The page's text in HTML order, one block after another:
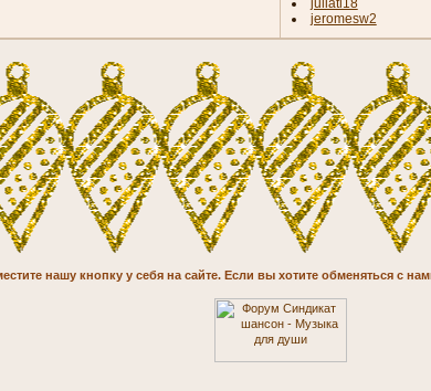
juliatl18
jeromesw2
нашу кнопку у себя на сайте. Если вы хотите обменяться с